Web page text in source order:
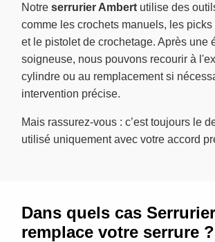
Notre serrurier Ambert utilise des
comme les crochets manuels, les
et le pistolet de crochetage. Après une
soigneuse, nous pouvons recourir à
cylindre ou au remplacement si
intervention précise.
Mais rassurez-vous : c’est toujours le
utilisé uniquement avec votre accord
Dans quels cas
remplace votre serrure ?